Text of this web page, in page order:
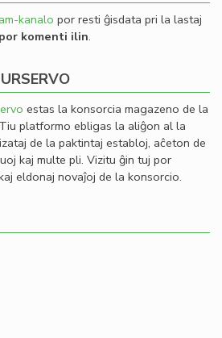
kanalo por resti ĝisdata pri la lastaj
komenti ilin.
estas la konsorcia magazeno de la
platformo ebligas la aliĝon al la
de la paktintaj establoj, aĉeton de
kaj multe pli. Vizitu ĝin tuj por
eldonaj novaĵoj de la konsorcio.